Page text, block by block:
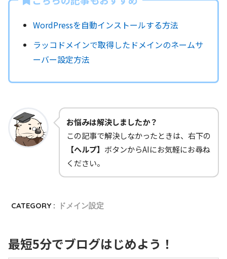
WordPressを自動インストールする方法
ラッコドメインで取得したドメインのネームサ
ーバー設定方法
お悩みは解決しましたか？
この記事で解決しなかったときは、右下の
【ヘルプ】 ボタンからAIにお気軽にお尋ね
ください。
CATEGORY : ドメイン設定
最短5分でブログはじめよう！